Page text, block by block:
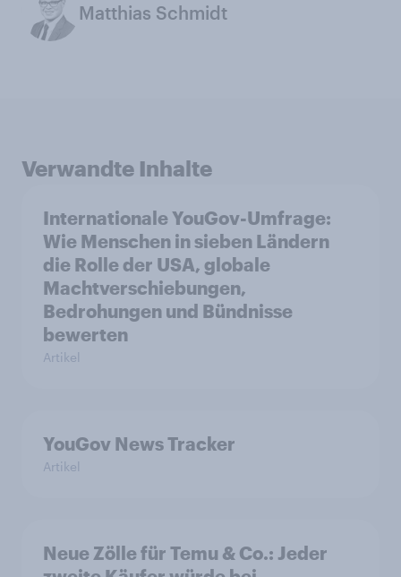
Matthias Schmidt
Verwandte Inhalte
Internationale YouGov-Umfrage:
Wie Menschen in sieben Ländern
die Rolle der USA, globale
Machtverschiebungen,
Bedrohungen und Bündnisse
bewerten
Artikel
YouGov News Tracker
Artikel
Neue Zölle für Temu & Co.: Jeder